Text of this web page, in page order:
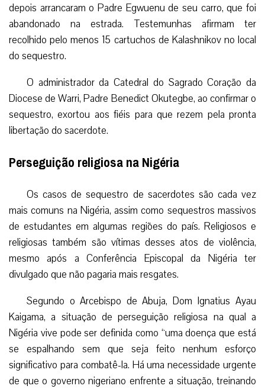
depois arrancaram o Padre Egwuenu de seu carro, que foi
abandonado na estrada. Testemunhas afirmam ter
recolhido pelo menos 15 cartuchos de Kalashnikov no local
do sequestro.
O administrador da Catedral do Sagrado Coração da
Diocese de Warri, Padre Benedict Okutegbe, ao confirmar o
sequestro, exortou aos fiéis para que rezem pela pronta
libertação do sacerdote.
Perseguição religiosa na Nigéria
Os casos de sequestro de sacerdotes são cada vez
mais comuns na Nigéria, assim como sequestros massivos
de estudantes em algumas regiões do país. Religiosos e
religiosas também são vítimas desses atos de violência,
mesmo após a Conferência Episcopal da Nigéria ter
divulgado que não pagaria mais resgates.
Segundo o Arcebispo de Abuja, Dom Ignatius Ayau
Kaigama, a situação de perseguição religiosa na qual a
Nigéria vive pode ser definida como “uma doença que está
se espalhando sem que seja feito nenhum esforço
significativo para combatê-la. Há uma necessidade urgente
de que o governo nigeriano enfrente a situação, treinando